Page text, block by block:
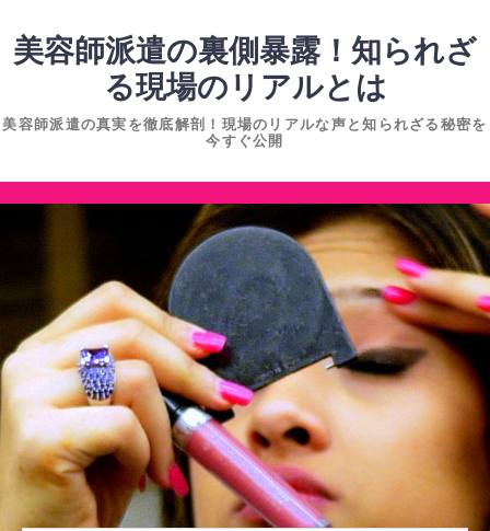
ン
ツ
美容師派遣の裏側暴露！知られざ
る現場のリアルとは
美容師派遣の真実を徹底解剖！現場のリアルな声と知られざる秘密を
今すぐ公開
コ
へ
ス
キ
ッ
プ